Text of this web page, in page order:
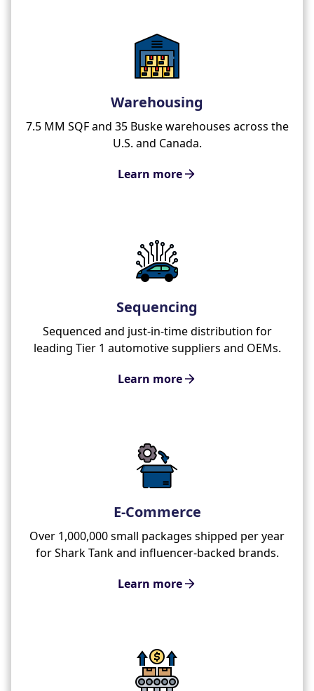
Warehousing
7.5 MM SQF and 35 Buske warehouses across the
U.S. and Canada.
Learn more
Sequencing
Sequenced and just-in-time distribution for
leading Tier 1 automotive suppliers and OEMs.
Learn more
E-Commerce
Over 1,000,000 small packages shipped per year
for Shark Tank and influencer-backed brands.
Learn more